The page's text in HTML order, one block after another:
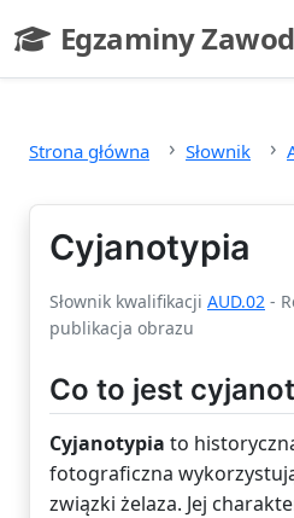
Egzaminy
- strona główna
Strona główna Słownik
Cyjanotypia
Słownik kwalifikacji AUD.02 -
publikacja obrazu
Co to jest
Cyjanotypia to
fotograficzna
związki żelaza. Jej